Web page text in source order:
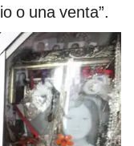
o una venta”.